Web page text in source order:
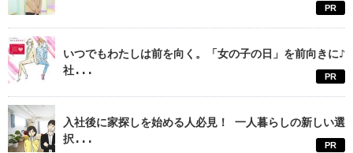
PR
いつでもわたしは前を向く。「女の子の日」を前向きに♪
社...
PR
入社後に家探しを始める人必見！ 一人暮らしの新しい選
択...
PR